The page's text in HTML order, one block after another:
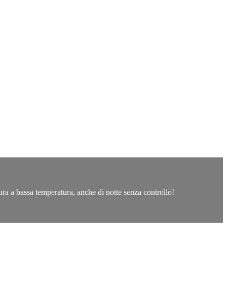
a bassa temperatura, anche di notte senza controllo!